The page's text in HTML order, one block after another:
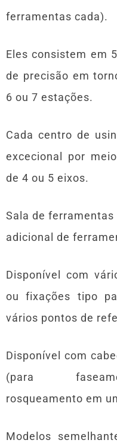
ferramentas cada).
Eles consistem em
de precisão em
6 ou 7 estações.
Cada centro de
excecional por
de 4 ou 5 eixos.
Sala de
adicional de
Disponível com
ou fixações tipo
vários pontos de
Disponível com
(para
rosqueamento em
Modelos